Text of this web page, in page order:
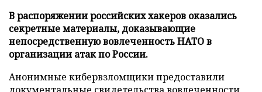
В распоряжении российских хакеров оказались
секретные материалы, доказывающие
непосредственную вовлеченность НАТО в
организации атак по России.
Анонимные кибервзломщики предоставили